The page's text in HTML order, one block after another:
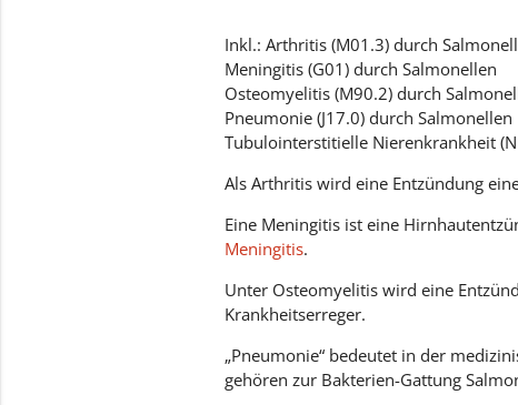
Inkl.: Arthritis (M01.3) durch
Meningitis (G01) durch Salmonellen
Osteomyelitis (M90.2) durch
Pneumonie (J17.0) durch Salmonellen
Tubulointerstitielle Nierenkrankheit
Als Arthritis wird eine Entzündung
Eine Meningitis ist eine
Meningitis.
Unter Osteomyelitis wird eine
Krankheitserreger.
„Pneumonie“ bedeutet in der
gehören zur Bakterien-Gattung